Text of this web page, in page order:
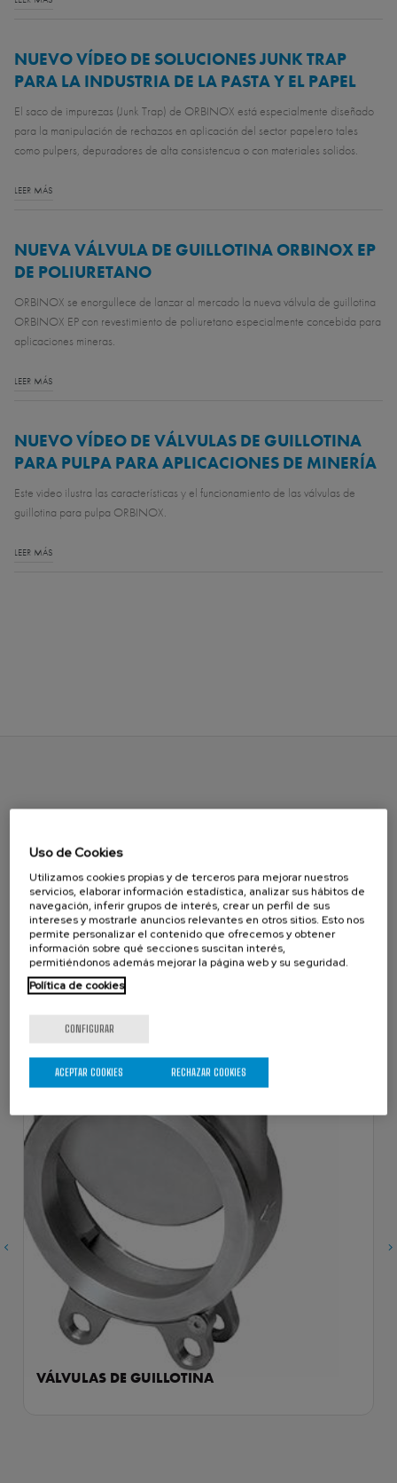
NUEVO VÍDEO DE SOLUCIONES JUNK TRAP
PARA LA INDUSTRIA DE LA PASTA Y EL PAPEL
El saco de impurezas (Junk Trap) de ORBINOX está especialmente diseñado
para la manipulación de rechazos en aplicación del sector papelero tales
como pulpers, depuradores de alta consistencua o con materiales solidos.
LEER MÁS
NUEVA VÁLVULA DE GUILLOTINA ORBINOX EP
DE POLIURETANO
ORBINOX se enorgullece de lanzar al mercado la nueva válvula de guillotina
ORBINOX EP con revestimiento de poliuretano especialmente concebida para
aplicaciones mineras.
LEER MÁS
NUEVO VÍDEO DE VÁLVULAS DE GUILLOTINA
PARA PULPA PARA APLICACIONES DE MINERÍA
Este video ilustra las características y el funcionamiento de las válvulas de
guillotina para pulpa ORBINOX.
LEER MÁS
PRODUCTOS
VÁLVULAS DE GUILLOTINA
‹ ›
Uso de Cookies
Utilizamos cookies propias y de terceros para mejorar nuestros
servicios, elaborar información estadística, analizar sus hábitos de
navegación, inferir grupos de interés, crear un perfil de sus
intereses y mostrarle anuncios relevantes en otros sitios. Esto nos
permite personalizar el contenido que ofrecemos y obtener
información sobre qué secciones suscitan interés,
permitiéndonos además mejorar la página web y su seguridad.
Política de cookies
CONFIGURAR
RECHAZAR COOKIES
ACEPTAR COOKIES